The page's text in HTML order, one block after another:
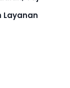
Layanan